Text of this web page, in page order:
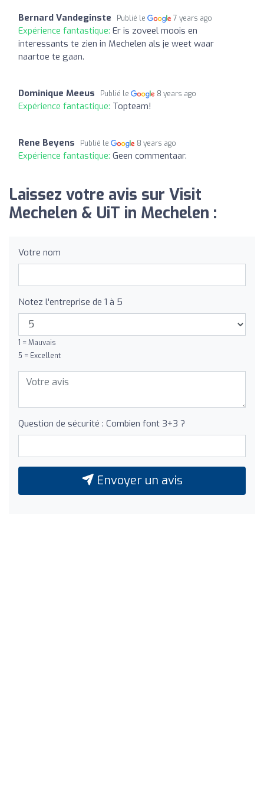
Bernard Vandeginste Publié le 7 years ago
Expérience fantastique: Er is zoveel moois en
interessants te zien in Mechelen als je weet waar
naartoe te gaan.
Dominique Meeus Publié le 8 years ago
Expérience fantastique: Topteam!
Rene Beyens Publié le 8 years ago
Expérience fantastique: Geen commentaar.
Laissez votre avis sur Visit
Mechelen & UiT in Mechelen :
Votre nom
Notez l'entreprise de 1 à 5
1 = Mauvais
5 = Excellent
Question de sécurité : Combien font 3+3 ?
Envoyer un avis